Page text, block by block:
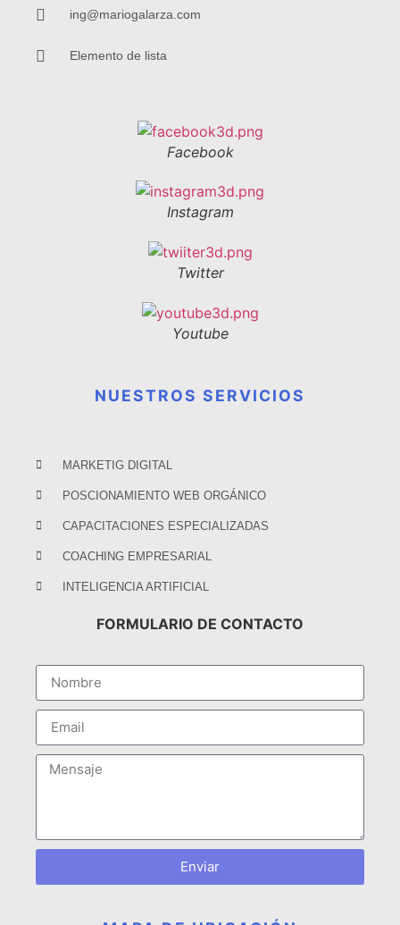
ing@mariogalarza.com
Elemento de lista
Facebook
Instagram
Twitter
Youtube
NUESTROS SERVICIOS
MARKETIG DIGITAL
POSCIONAMIENTO WEB ORGÁNICO
CAPACITACIONES ESPECIALIZADAS
COACHING EMPRESARIAL
INTELIGENCIA ARTIFICIAL
FORMULARIO DE CONTACTO
Enviar